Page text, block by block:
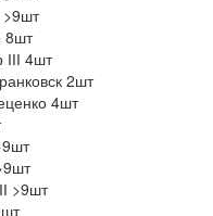
шт
8шт
4шт
2шт
4шт
шт
шт
>9шт
шт